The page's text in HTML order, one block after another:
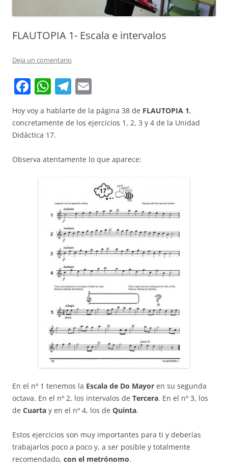
FLAUTOPIA 1- Escala e intervalos
Deja un comentario
F
c
e
o
W
h
at
s
A
p
T
el
e
m
m
ai
Hoy voy a hablarte de la página 38 de FLAUTOPIA 1,
concretamente de los ejercicios 1, 2, 3 y 4 de la Unidad
Didáctica 17.
Observa atentamente lo que aparece:
En el nº 1 tenemos la Escala de Do Mayor en su segunda
octava. En el nº 2, los intervalos de Tercera. En el nº 3, los
de Cuarta y en el nº 4, los de Quinta.
Estos ejercicios son muy importantes para ti y deberías
trabajarlos poco a poco y, a ser posible y totalmente
recomendado, con el metrónomo.